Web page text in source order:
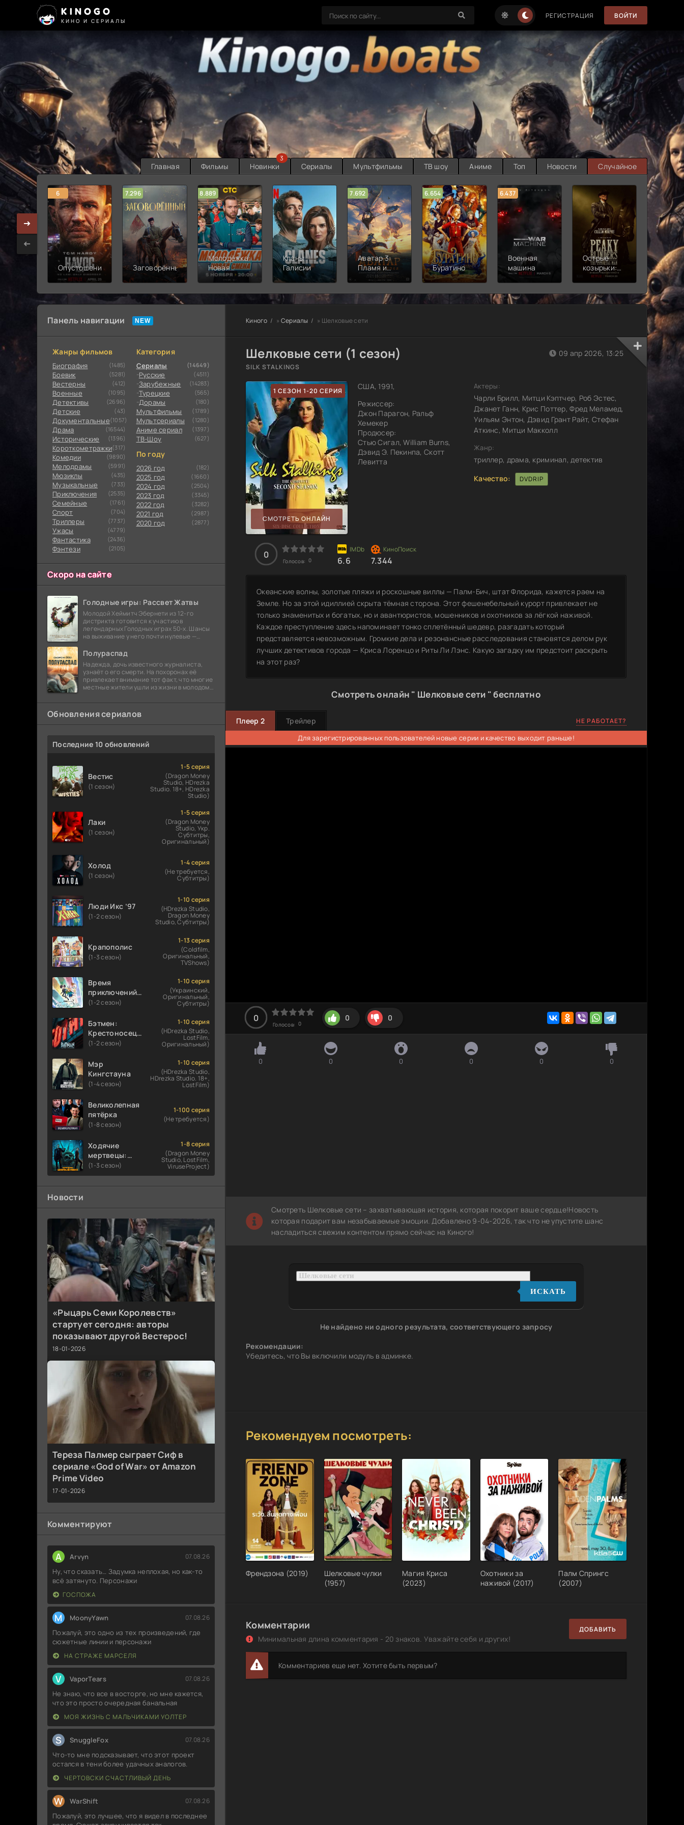
KINOGO
КИНО И СЕРИАЛЫ
РЕГИСТРАЦИЯ ВОЙТИ
Главная Фильмы Новинки
3
Сериалы Мультфильмы ТВ шоу Аниме Топ Новости Случайное
6
Опустошение
7.296
Заговорённый
8.889
Молодёжка:
Новая
смена
Кланы
Галисии
7.692
Аватар 3:
Пламя и
пепел
6.654
Буратино
6.437
Военная
машина
Острые
козырьки:
Бессмертный
7.187
2
Панель навигации
Жанры фильмов
Биография (1485)
Боевик (5281)
Вестерны (412)
Военные (1095)
Детективы (2696)
Детские (43)
Документальные(1057)
Драма (16544)
Исторические (1396)
Короткометражки(317)
Комедии (9890)
Мелодрамы (5991)
Мюзиклы (435)
Музыкальные (733)
Приключения (2535)
Семейные (1761)
Cпорт (704)
Триллеры (7737)
Ужасы (4779)
Фантастика (2436)
Фэнтези (2105)
Категория
Сериалы (14649)
Русские (4511)
Зарубежные (14283)
Турецкие (565)
Дорамы (180)
Мультфильмы (1789)
Мультсериалы (1280)
Аниме сериал (1397)
ТВ-Шоу (627)
По году
2026 год (182)
2025 год (1660)
2024 год (2504)
2023 год (3345)
2022 год (3282)
2021 год (2987)
2020 год (2877)
Скоро на сайте
Голодные игры: Рассвет Жатвы
Молодой Хеймитч Эбернети из 12-го
дистрикта готовится к участию в
легендарных Голодных играх 50-х. Шансы
на выживание у него почти нулевые —
победу еще сорок
Полураспад
Надежда, дочь известного журналиста,
узнаёт о его смерти. На похоронах её
привлекает внимание тот факт, что многие
местные жители ушли из жизни в молодом
бомбы
Обновления сериалов
Последние 10 обновлений
Вестис
(1 сезон)
1-5 серия
(Dragon Money
Studio, HDrezka
Studio. 18+, HDrezka
Studio)
Лаки
(1 сезон)
1-5 серия
(Dragon Money
Studio, Укр.
Субтитры,
Оригинальный)
Холод
(1 сезон)
1-4 серия
(Не требуется,
Субтитры)
Люди Икс ’97
(1-2 сезон)
1-10 серия
(HDrezka Studio,
Dragon Money
Studio, Субтитры)
Крапополис
(1-3 сезон)
1-13 серия
(Coldfilm,
Оригинальный,
TVShows)
Время
приключений:
Фионна и Кейк
(1-2 сезон)
1-10 серия
(Украинский,
Оригинальный,
Субтитры)
Бэтмен:
Крестоносец в
плаще
(1-2 сезон)
1-10 серия
(HDrezka Studio,
LostFilm,
Оригинальный)
Мэр
Кингстауна
(1-4 сезон)
1-10 серия
(HDrezka Studio,
HDrezka Studio. 18+,
LostFilm)
Великолепная
пятёрка
(1-8 сезон)
1-100 серия
(Не требуется)
Ходячие
мертвецы:
Мертвый
город
(1-3 сезон)
1-8 серия
(Dragon Money
Studio, LostFilm,
ViruseProject)
Новости
«Рыцарь Семи Королевств»
стартует сегодня: авторы
показывают другой Вестерос!
18-01-2026
Тереза Палмер сыграет Сиф в
сериале «God of War» от Amazon
Prime Video
17-01-2026
Комментируют
A Arvyn 07.08.26
Ну, что сказать… Задумка неплохая, но как-то
всё затянуто. Персонажи
ГОСПОЖА
M MoonyYawn 07.08.26
Пожалуй, это одно из тех произведений, где
сюжетные линии и персонажи
НА СТРАЖЕ МАРСЕЛЯ
V VaporTears 07.08.26
Не знаю, что все в восторге, но мне кажется,
что это просто очередная банальная
МОЯ ЖИЗНЬ С МАЛЬЧИКАМИ УОЛТЕР
S SnuggleFox 07.08.26
Что-то мне подсказывает, что этот проект
остался в тени более удачных аналогов.
ЧЕРТОВСКИ СЧАСТЛИВЫЙ ДЕНЬ
W WarShift 07.08.26
Пожалуй, это лучшее, что я видел в последнее
Киного » Сериалы » Шелковые сети
Шелковые сети (1 сезон)
SILK STALKINGS
1 СЕЗОН 1-20 СЕРИЯ
СМОТРЕТЬ ОНЛАЙН
США, 1991,
Режиссер:
Джон Парагон, Ральф
Хемекер
Продюсер:
Стью Сигал, William Burns,
Дэвид Э. Пекинпа, Скотт
Левитта
09 апр 2026, 13:25
Актеры:
Чарли Брилл, Митци Кэптчер, Роб Эстес,
Джанет Ганн, Крис Поттер, Фред Меламед,
Уильям Энтон, Дэвид Грант Райт, Стефан
Аткинс, Митци Макколл
Жанр:
триллер, драма, криминал, детектив
Качество:
DVDRIP
0
Голосов: 0 6.6 7.344
Океанские волны, золотые пляжи и роскошные виллы — Палм-Бич, штат Флорида, кажется раем на
Земле. Но за этой идиллией скрыта тёмная сторона. Этот фешенебельный курорт привлекает не
только знаменитых и богатых, но и авантюристов, мошенников и охотников за лёгкой наживой.
Каждое преступление здесь напоминает тонко сплетённый шедевр, разгадать который
представляется невозможным. Громкие дела и резонансные расследования становятся делом рук
лучших детективов города — Криса Лоренцо и Риты Ли Лэнс. Какую загадку им предстоит раскрыть
на этот раз?
Смотреть онлайн " Шелковые сети " бесплатно
Плеер 2 Трейлер НЕ РАБОТАЕТ?
Для зарегистрированных пользователей новые серии и качество выходит раньше!
0
Голосов: 0
0 0
0 0 0 0 0 0
Смотреть Шелковые сети – захватывающая история, которая покорит ваше сердце!Новость
которая подарит вам незабываемые эмоции. Добавлено 9-04-2026, так что не упустите шанс
насладиться свежим контентом прямо сейчас на Киного!
ИСКАТЬ
Не найдено ни одного результата, соответствующего запросу
Рекомендации:
Убедитесь, что Вы включили модуль в админке.
Рекомендуем посмотреть:
Френдзона (2019)
Шелковые чулки
(1957)
Магия Криса
(2023)
Охотники за
наживой (2017)
Палм Спрингс
(2007)
Комментарии
Минимальная длина комментария - 20 знаков. Уважайте себя и других!
ДОБАВИТЬ
Комментариев еще нет. Хотите быть первым?